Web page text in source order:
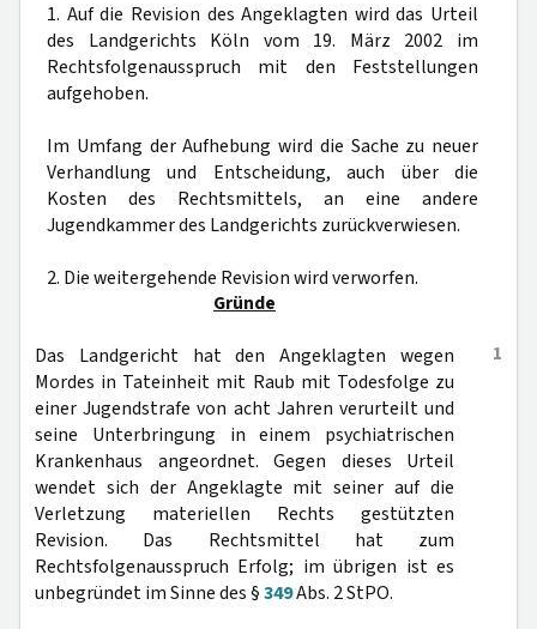
1. Auf die Revision des Angeklagten wird das Urteil
des Landgerichts Köln vom 19. März 2002 im
Rechtsfolgenausspruch mit den Feststellungen
aufgehoben.
Im Umfang der Aufhebung wird die Sache zu neuer
Verhandlung und Entscheidung, auch über die
Kosten des Rechtsmittels, an eine andere
Jugendkammer des Landgerichts zurückverwiesen.
2. Die weitergehende Revision wird verworfen.
Gründe
1
Das Landgericht hat den Angeklagten wegen
Mordes in Tateinheit mit Raub mit Todesfolge zu
einer Jugendstrafe von acht Jahren verurteilt und
seine Unterbringung in einem psychiatrischen
Krankenhaus angeordnet. Gegen dieses Urteil
wendet sich der Angeklagte mit seiner auf die
Verletzung materiellen Rechts gestützten
Revision. Das Rechtsmittel hat zum
Rechtsfolgenausspruch Erfolg; im übrigen ist es
unbegründet im Sinne des §349Abs. 2 StPO.